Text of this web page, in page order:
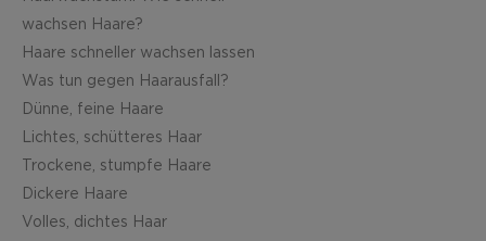
wachsen Haare?
Haare schneller wachsen lassen
Was tun gegen Haarausfall?
Dünne, feine Haare
Lichtes, schütteres Haar
Trockene, stumpfe Haare
Dickere Haare
Volles, dichtes Haar